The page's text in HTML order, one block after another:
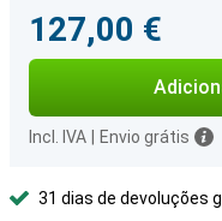
127,00 €
Incl. IVA Envio grátis
31 dias de devoluções